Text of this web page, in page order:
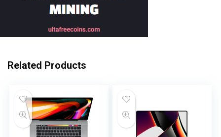
Related Products